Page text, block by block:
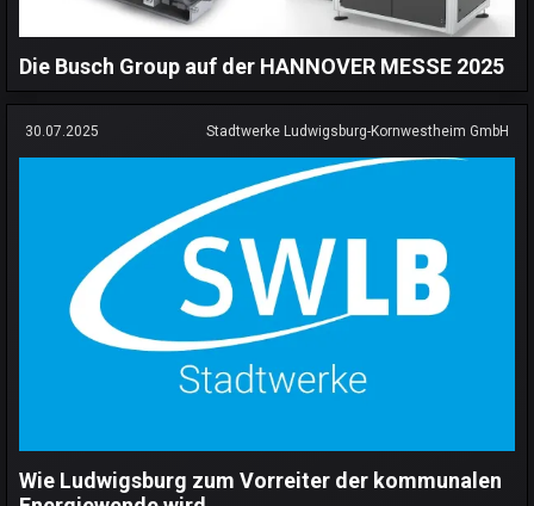
Die Busch Group auf der HANNOVER MESSE 2025
30.07.2025 Stadtwerke Ludwigsburg-Kornwestheim GmbH
Wie Ludwigsburg zum Vorreiter der kommunalen